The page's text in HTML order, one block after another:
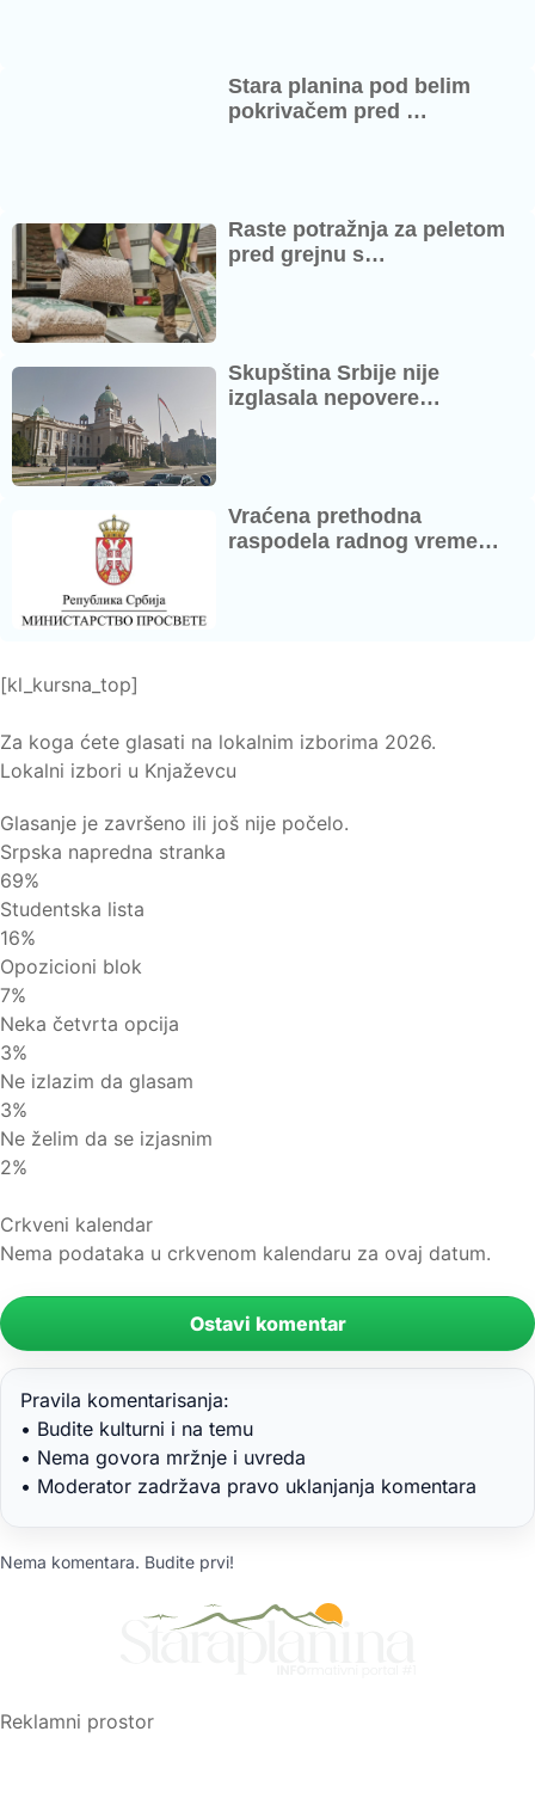
Stara planina pod belim
pokrivačem pred …
Raste potražnja za peletom
pred grejnu s…
Skupština Srbije nije
izglasala nepovere…
Vraćena prethodna
raspodela radnog vreme…
[kl_kursna_top]
Za koga ćete glasati na lokalnim izborima 2026.
Lokalni izbori u Knjaževcu
Glasanje je završeno ili još nije počelo.
Srpska napredna stranka
69%
Studentska lista
16%
Opozicioni blok
7%
Neka četvrta opcija
3%
Ne izlazim da glasam
3%
Ne želim da se izjasnim
2%
Crkveni kalendar
Nema podataka u crkvenom kalendaru za ovaj datum.
Ostavi komentar
Pravila komentarisanja:
• Budite kulturni i na temu
• Nema govora mržnje i uvreda
• Moderator zadržava pravo uklanjanja komentara
Nema komentara. Budite prvi!
Reklamni prostor